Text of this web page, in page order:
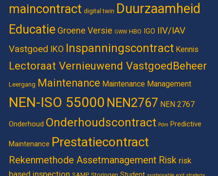
maincontract digital twin Duurzaamheid
Educatie Groene Versie GWW HBO IGO IIV/IAV
Vastgoed IKO Inspanningscontract Kennis
Lectoraat Vernieuwend VastgoedBeheer
Leergang Maintenance Maintenance Management
NEN-ISO 55000 NEN2767 NEN 2767
Onderhoud Onderhoudscontract Pdm Predictive
Maintenance Prestatiecontract
Rekenmethode Assetmanagement Risk risk
based inspection